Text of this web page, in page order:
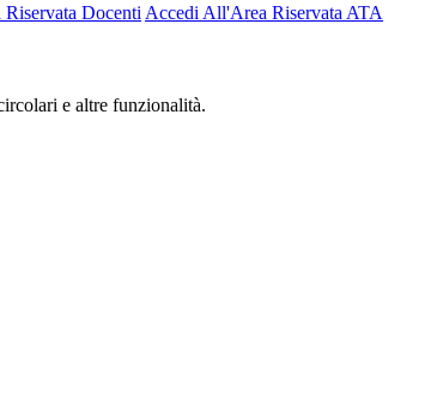
Docenti Accedi All'Area Riservata ATA
e altre funzionalità.